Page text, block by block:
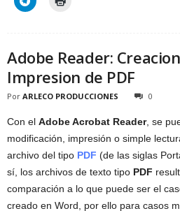
Adobe Reader:
Impresion de PDF
Por ARLECO PRODUCCIONES 0
Con el Adobe Acrobat Reader, se
modificación, impresión o simple
archivo del tipo PDF (de las siglas
sí, los archivos de texto tipo PDF
comparación a lo que puede ser el
creado en Word, por ello para casos